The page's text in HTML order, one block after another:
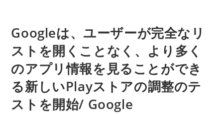
Googleは、ユーザーが完全なリ
ストを開くことなく、より多く
のアプリ情報を見ることができ
る新しいPlayストアの調整のテ
ストを開始/ Google